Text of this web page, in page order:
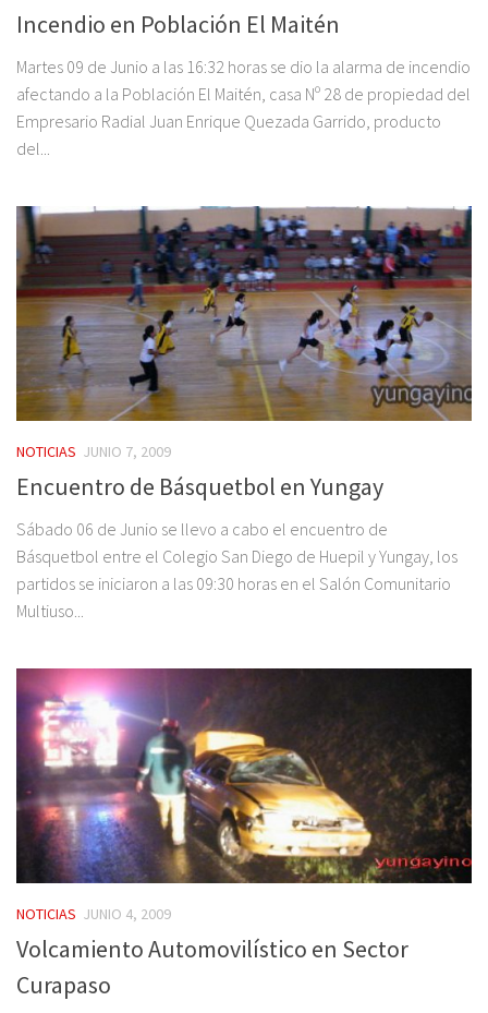
Incendio en Población El Maitén
Martes 09 de Junio a las 16:32 horas se dio la alarma de incendio
afectando a la Población El Maitén, casa Nº 28 de propiedad del
Empresario Radial Juan Enrique Quezada Garrido, producto
del...
NOTICIAS JUNIO 7, 2009
Encuentro de Básquetbol en Yungay
Sábado 06 de Junio se llevo a cabo el encuentro de
Básquetbol entre el Colegio San Diego de Huepil y Yungay, los
partidos se iniciaron a las 09:30 horas en el Salón Comunitario
Multiuso...
NOTICIAS JUNIO 4, 2009
Volcamiento Automovilístico en Sector
Curapaso